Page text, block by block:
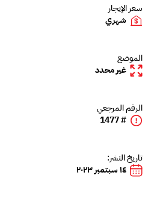
سعر الإيجار
شهري
الموضع
غير محدد
الرقم المرجعي
# 1477
تاريخ النشر:
١٤ سبتمبر ٢٠٢٣